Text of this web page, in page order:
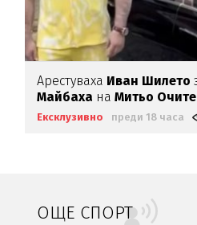
Арестуваха Иван Шилето
Майбаха наМитьо Очите
Ексклузивно преди 18 часа
ОЩЕ СПОРТ